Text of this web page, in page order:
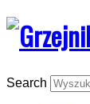
Search